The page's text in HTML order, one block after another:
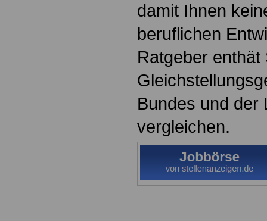
damit Ihnen
beruflichen
Ratgeber
Bundes und der
vergleichen.